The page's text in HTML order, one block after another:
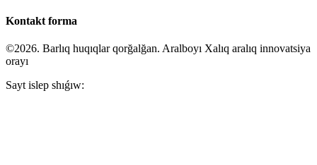
Kontakt forma
©2026. Barlıq huqıqlar qorğalğan. Aralboyı Xalıq aralıq innovatsiya
orayı
Sayt islep shıǵıw: